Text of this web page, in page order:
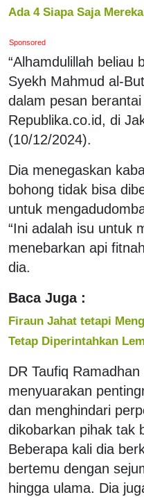
Ada 4 Siapa Saja
Sponsored
“Alhamdulillah beliau
Syekh Mahmud al-
dalam pesan
Republika.co.id, di
(10/12/2024).
Dia menegaskan
bohong tidak bisa
untuk
“Ini adalah isu untuk
menebarkan api
dia.
Baca Juga :
Firaun Jahat tetapi
Tetap Diperintahkan
DR Taufiq
menyuarakan
dan menghindari
dikobarkan pihak tak
Beberapa kali dia
bertemu dengan
hingga ulama. Dia